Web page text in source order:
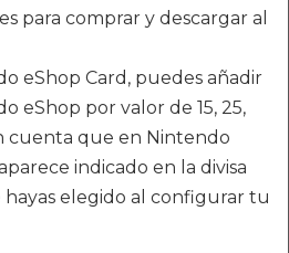
para comprar y descargar al
eShop Card, puedes añadir
eShop por valor de 15, 25,
cuenta que en Nintendo
indicado en la divisa
elegido al configurar tu